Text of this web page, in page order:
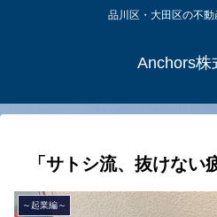
品川区・大田区の不動
Anchors株
「サトシ流、抜けない
～起業編～